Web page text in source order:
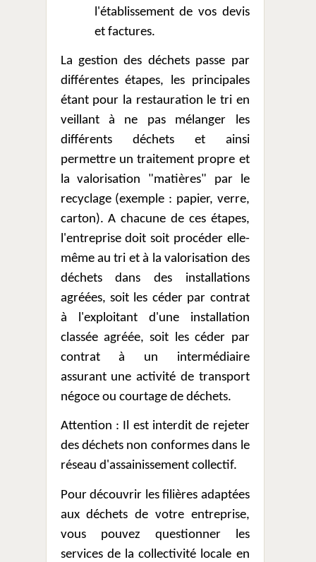
l'établissement de vos devis
et factures.
La gestion des déchets passe par
différentes étapes, les principales
étant pour la restauration le tri en
veillant à ne pas mélanger les
différents déchets et ainsi
permettre un traitement propre et
la valorisation "matières" par le
recyclage (exemple : papier, verre,
carton). A chacune de ces étapes,
l'entreprise doit soit procéder elle-
même au tri et à la valorisation des
déchets dans des installations
agréées, soit les céder par contrat
à l'exploitant d'une installation
classée agréée, soit les céder par
contrat à un intermédiaire
assurant une activité de transport
négoce ou courtage de déchets.
Attention : Il est interdit de rejeter
des déchets non conformes dans le
réseau d'assainissement collectif.
Pour découvrir les filières adaptées
aux déchets de votre entreprise,
vous pouvez questionner les
services de la collectivité locale en